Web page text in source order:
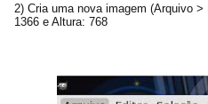
2) Cria uma nova imagem (Arquivo
1366 e Altura: 768